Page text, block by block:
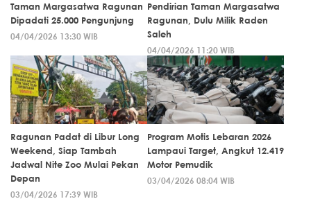
Taman Margasatwa Ragunan
Dipadati 25.000 Pengunjung
04/04/2026 13:30 WIB
Pendirian Taman Margasatwa
Ragunan, Dulu Milik Raden
Saleh
04/04/2026 11:20 WIB
Ragunan Padat di Libur Long
Weekend, Siap Tambah
Jadwal Nite Zoo Mulai Pekan
Depan
03/04/2026 17:39 WIB
Program Motis Lebaran 2026
Lampaui Target, Angkut 12.419
Motor Pemudik
03/04/2026 08:04 WIB